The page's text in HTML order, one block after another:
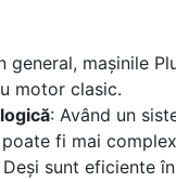
general, mașinile
motor clasic.
: Având un
fi mai
Deși sunt eficiente